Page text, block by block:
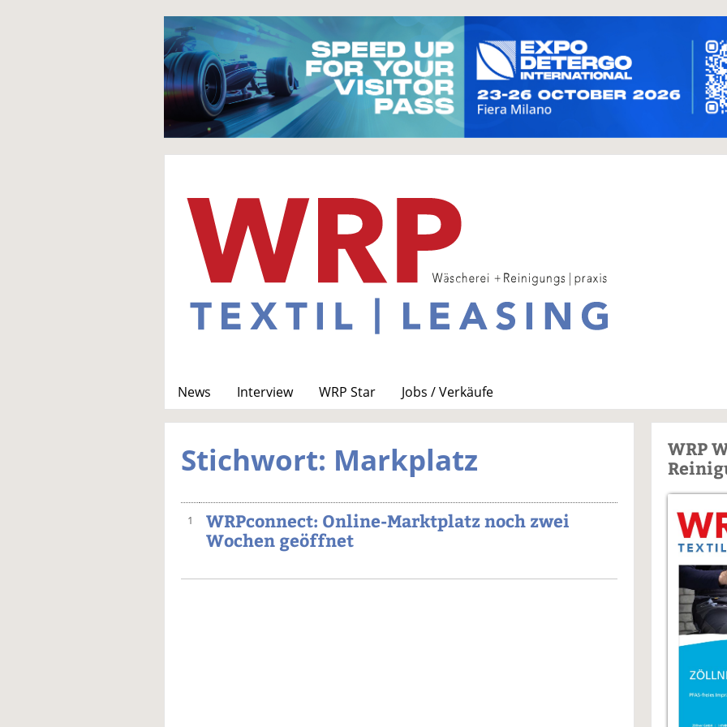
News Interview WRP Star
Jobs / Verkäufe
Stichwort: Markplatz
1
WRPconnect: Online-Marktplatz noch zwei
Wochen geöffnet
WRP